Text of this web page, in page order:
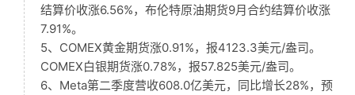
结算价收涨6.56%，布伦特原油期货9月合约结算价收涨
7.91%。
5、COMEX黄金期货涨0.91%，报4123.3美元/盎司。
COMEX白银期货涨0.78%，报57.825美元/盎司。
6、Meta第二季度营收608.0亿美元，同比增长28%，预